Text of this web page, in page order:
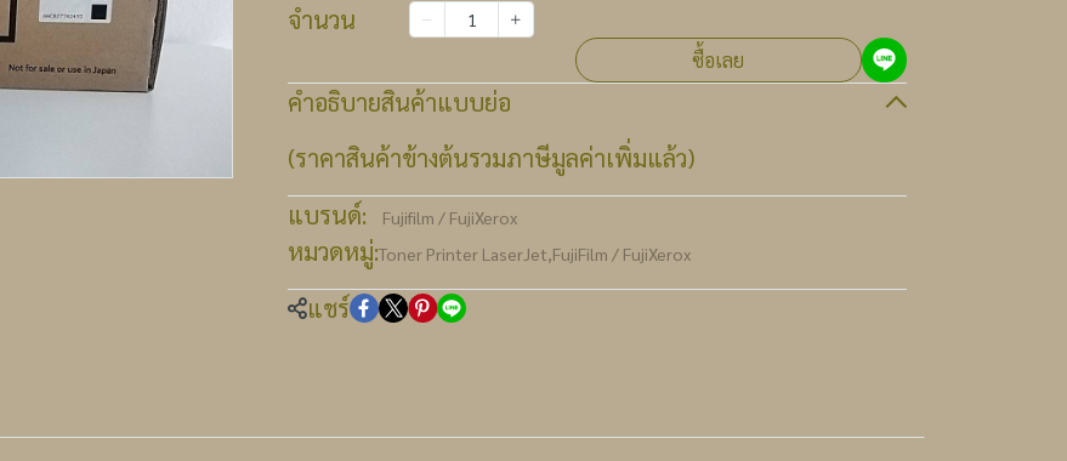
จำนวน
ซื้อเลย
คำอธิบายสินค้าแบบย่อ
(ราคาสินค้าข้างต้นรวมภาษีมูลค่าเพิ่มแล้ว)
แบรนด์:
Fujifilm / FujiXerox
หมวดหมู่:Toner Printer LaserJet,FujiFilm / FujiXerox
แชร์